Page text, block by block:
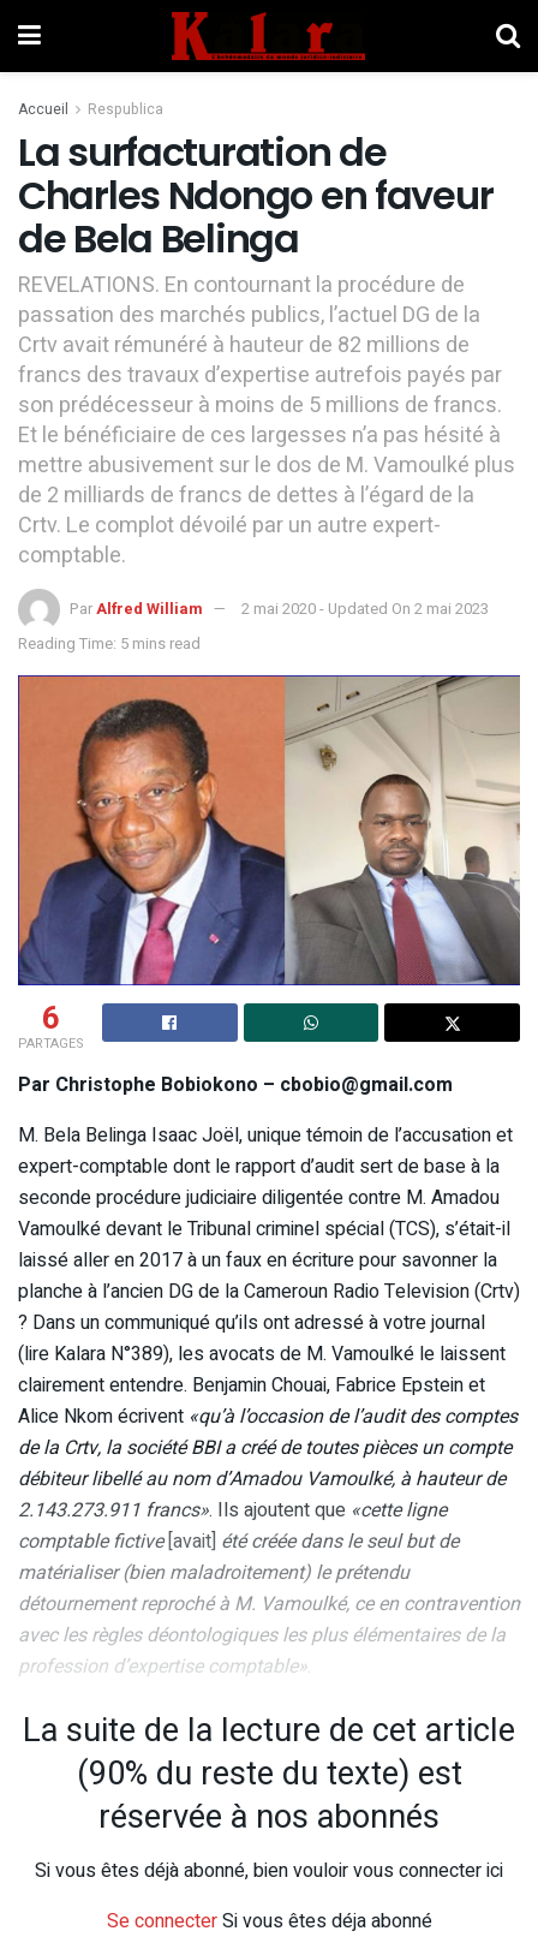
Accueil Respublica
La surfacturation de
Charles Ndongo en faveur
de Bela Belinga
REVELATIONS. En contournant la procédure de
passation des marchés publics, l’actuel DG de la
Crtv avait rémunéré à hauteur de 82 millions de
francs des travaux d’expertise autrefois payés par
son prédécesseur à moins de 5 millions de francs.
Et le bénéficiaire de ces largesses n’a pas hésité à
mettre abusivement sur le dos de M. Vamoulké plus
de 2 milliards de francs de dettes à l’égard de la
Crtv. Le complot dévoilé par un autre expert-
comptable.
ParAlfred William
2 mai 2020 - Updated On 2 mai 2023
Reading Time: 5 mins read
6
PARTAGES
Par Christophe Bobiokono – cbobio@gmail.com
M. Bela Belinga Isaac Joël, unique témoin de l’accusation et
expert-comptable dont le rapport d’audit sert de base à la
seconde procédure judiciaire diligentée contre M. Amadou
Vamoulké devant le Tribunal criminel spécial (TCS), s’était-il
laissé aller en 2017 à un faux en écriture pour savonner la
planche à l’ancien DG de la Cameroun Radio Television (Crtv)
? Dans un communiqué qu’ils ont adressé à votre journal
(lire Kalara N°389), les avocats de M. Vamoulké le laissent
clairement entendre. Benjamin Chouai, Fabrice Epstein et
Alice Nkom écrivent «qu’à l’occasion de l’audit des comptes
de la Crtv, la société BBI a créé de toutes pièces un compte
débiteur libellé au nom d’Amadou Vamoulké, à hauteur de
2.143.273.911 francs». Ils ajoutent que «cette ligne
comptable fictive[avait] été créée dans le seul but de
matérialiser (bien maladroitement) le prétendu
détournement reproché à M. Vamoulké, ce en contravention
avec les règles déontologiques les plus élémentaires de la
profession d’expertise comptable».
La suite de la lecture de cet article
(90% du reste du texte) est
réservée à nos abonnés
Si vous êtes déjà abonné, bien vouloir vous connecter ici
Se connecterSi vous êtes déja abonné